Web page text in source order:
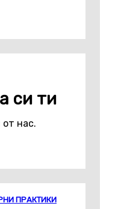
си ти
нас.
ПРАКТИКИ